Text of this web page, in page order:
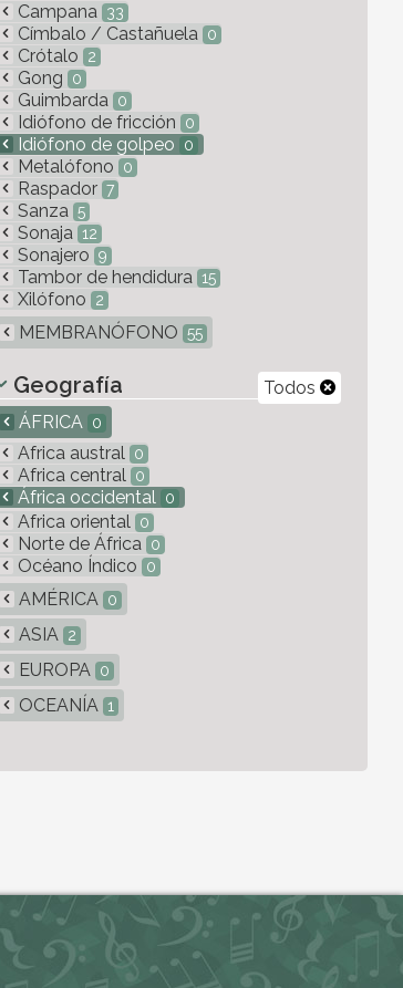
Campana 33
Címbalo / Castañuela 0
Crótalo 2
Gong 0
Guimbarda 0
Idiófono de fricción 0
Idiófono de golpeo 0
Metalófono 0
Raspador 7
Sanza 5
Sonaja 12
Sonajero 9
Tambor de hendidura 15
Xilófono 2
MEMBRANÓFONO 55
Todos
Geografía
ÁFRICA 0
Africa austral 0
Africa central 0
África occidental 0
Africa oriental 0
Norte de África 0
Océano Índico 0
AMÉRICA 0
ASIA 2
EUROPA 0
OCEANÍA 1